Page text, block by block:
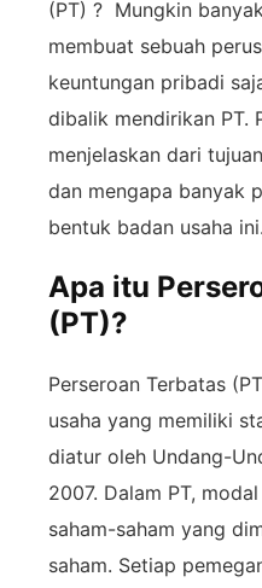
(PT) ? Mungkin
membuat sebuah
keuntungan pribadi
dibalik mendirikan PT.
menjelaskan dari
dan mengapa banyak
bentuk badan usaha ini.
Apa itu
(PT)?
Perseroan Terbatas
usaha yang memiliki
diatur oleh Undang-
2007. Dalam PT,
saham-saham yang
saham. Setiap